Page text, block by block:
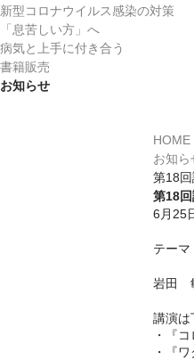
新型コロナウイルス感染の対策
「息苦しい方」へ
病気と上手に付き合う
書籍販売
お知らせ
HOME
お知ら
第18回
第18回
6月25
テーマ
岩田
講演は
・『
・『